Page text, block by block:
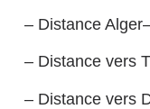
– Distance
– Distance vers
– Distance vers